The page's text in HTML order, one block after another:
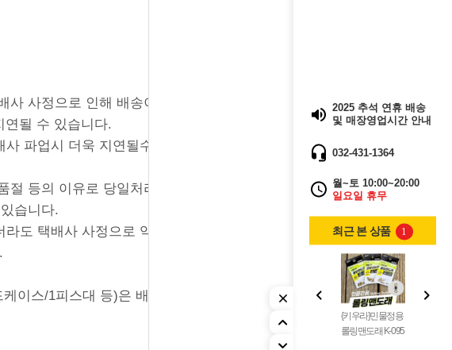
2025 추석 연휴 배송
및 매장영업시간 안내
032-431-1364
월~토 10:00~20:00
일요일 휴무
최근 본 상품 1
{키우라}민물정용
롤링맨도래 K-095
사 사정으로 인해 배송이
연될 수 있습니다.
사 파업시 더욱 지연될수
절 등의 이유로 당일처리
습니다.
라도 택배사 사정으로 익
이스/1피스대 등)은 배송